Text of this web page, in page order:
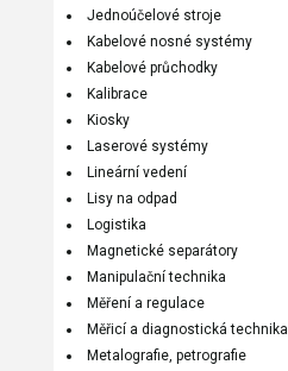
Jednoúčelové stroje
Kabelové nosné systémy
Kabelové průchodky
Kalibrace
Kiosky
Laserové systémy
Lineární vedení
Lisy na odpad
Logistika
Magnetické separátory
Manipulační technika
Měření a regulace
Měřicí a diagnostická technika
Metalografie, petrografie